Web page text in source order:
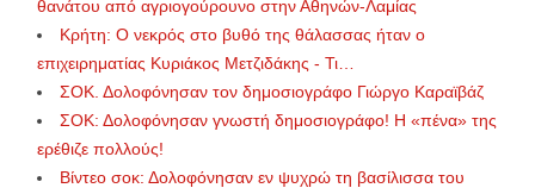
θανάτου από αγριογούρουνο στην Αθηνών-Λαμίας
Κρήτη: Ο νεκρός στο βυθό της θάλασσας ήταν ο
επιχειρηματίας Κυριάκος Μετζιδάκης - Τι…
ΣΟΚ. Δολοφόνησαν τον δημοσιογράφο Γιώργο Καραϊβάζ
ΣΟΚ: Δολοφόνησαν γνωστή δημοσιογράφο! H «πένα» της
ερέθιζε πολλούς!
Βίντεο σοκ: Δολοφόνησαν εν ψυχρώ τη βασίλισσα του